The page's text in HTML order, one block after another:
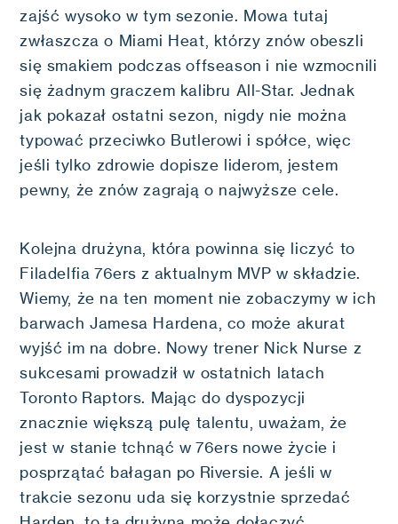
zajść wysoko w tym sezonie. Mowa tutaj
zwłaszcza o Miami Heat, którzy znów obeszli
się smakiem podczas offseason i nie wzmocnili
się żadnym graczem kalibru All-Star. Jednak
jak pokazał ostatni sezon, nigdy nie można
typować przeciwko Butlerowi i spółce, więc
jeśli tylko zdrowie dopisze liderom, jestem
pewny, że znów zagrają o najwyższe cele.
Kolejna drużyna, która powinna się liczyć to
Filadelfia 76ers z aktualnym MVP w składzie.
Wiemy, że na ten moment nie zobaczymy w ich
barwach Jamesa Hardena, co może akurat
wyjść im na dobre. Nowy trener Nick Nurse z
sukcesami prowadził w ostatnich latach
Toronto Raptors. Mając do dyspozycji
znacznie większą pulę talentu, uważam, że
jest w stanie tchnąć w 76ers nowe życie i
posprzątać bałagan po Riversie. A jeśli w
trakcie sezonu uda się korzystnie sprzedać